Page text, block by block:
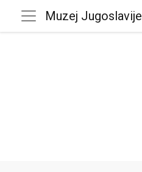
Muzej Jugoslavije